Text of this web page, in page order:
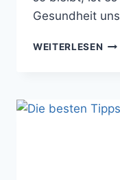
Gesundheit
WEITERLESEN DAS